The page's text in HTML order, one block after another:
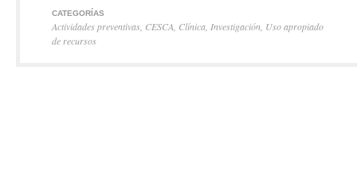
CATEGORÍAS
Actividades preventivas CESCA Clínica Investigación Uso apropiado
de recursos